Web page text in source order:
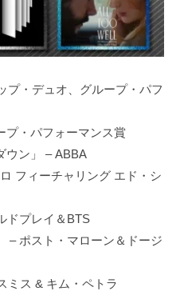
・デュオ、グループ・パフ
プ・パフォーマンス賞
ウン」 – ABBA
フィーチャリング エド・シ
ドプレイ＆BTS
– ポスト・マローン＆ドージ
ミス & キム・ペトラ